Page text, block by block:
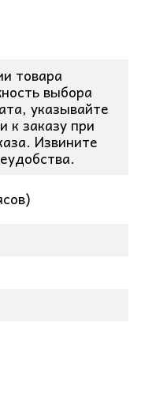
товара
выбора
указывайте
к заказу при
Извините